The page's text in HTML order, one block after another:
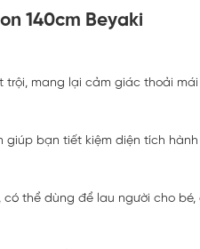
140cm Beyaki
mang lại cảm giác thoải
bạn tiết kiệm diện tích
thể dùng để lau người cho